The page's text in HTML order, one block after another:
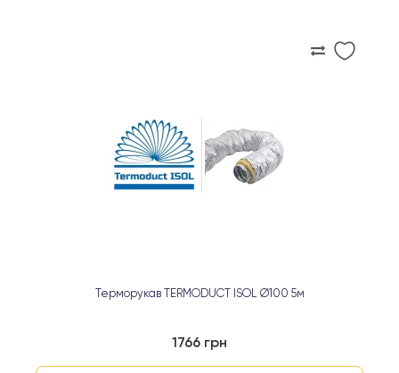
Терморукав TERMODUCT ISOL Ø100 5м
1766 грн